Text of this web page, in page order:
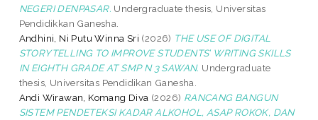
NEGERI DENPASAR. Undergraduate thesis, Universitas
Pendidikkan Ganesha.
Andhini, Ni Putu Winna Sri (2026) THE USE OF DIGITAL
STORYTELLING TO IMPROVE STUDENTS’ WRITING SKILLS
IN EIGHTH GRADE AT SMP N 3 SAWAN. Undergraduate
thesis, Universitas Pendidikan Ganesha.
Andi Wirawan, Komang Diva (2026) RANCANG BANGUN
SISTEM PENDETEKSI KADAR ALKOHOL, ASAP ROKOK, DAN